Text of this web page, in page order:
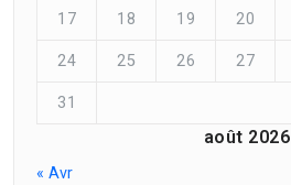
août 2026
17 18 19 20
24 25 26 27
31
« Avr